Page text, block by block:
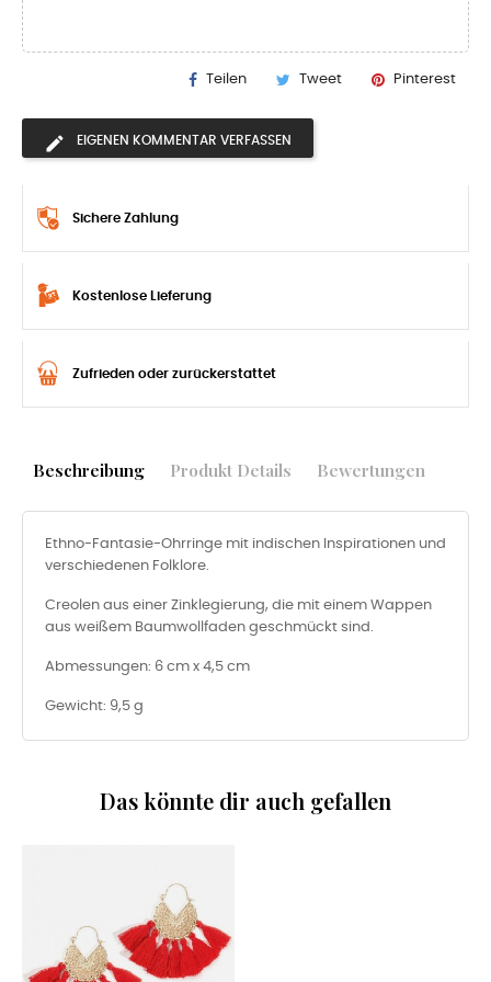
Teilen Tweet Pinterest
EIGENEN KOMMENTAR VERFASSEN
Sichere Zahlung
Kostenlose Lieferung
Zufrieden oder zurückerstattet
Beschreibung Produkt Details Bewertungen
Ethno-Fantasie-Ohrringe mit indischen Inspirationen und
verschiedenen Folklore.
Creolen aus einer Zinklegierung, die mit einem Wappen
aus weißem Baumwollfaden geschmückt sind.
Abmessungen: 6 cm x 4,5 cm
Gewicht: 9,5 g
Das könnte dir auch gefallen